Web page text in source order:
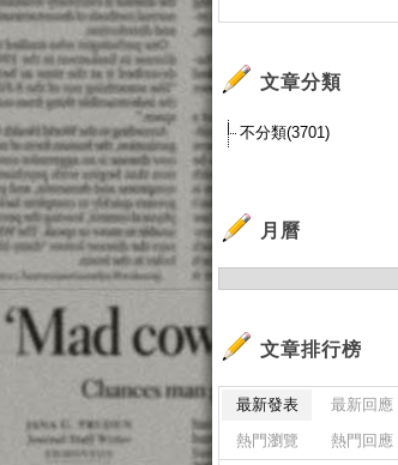
文章分類
不分類(3701)
月曆
文章排行榜
最新發表 最新回應
熱門瀏覽
熱門回應